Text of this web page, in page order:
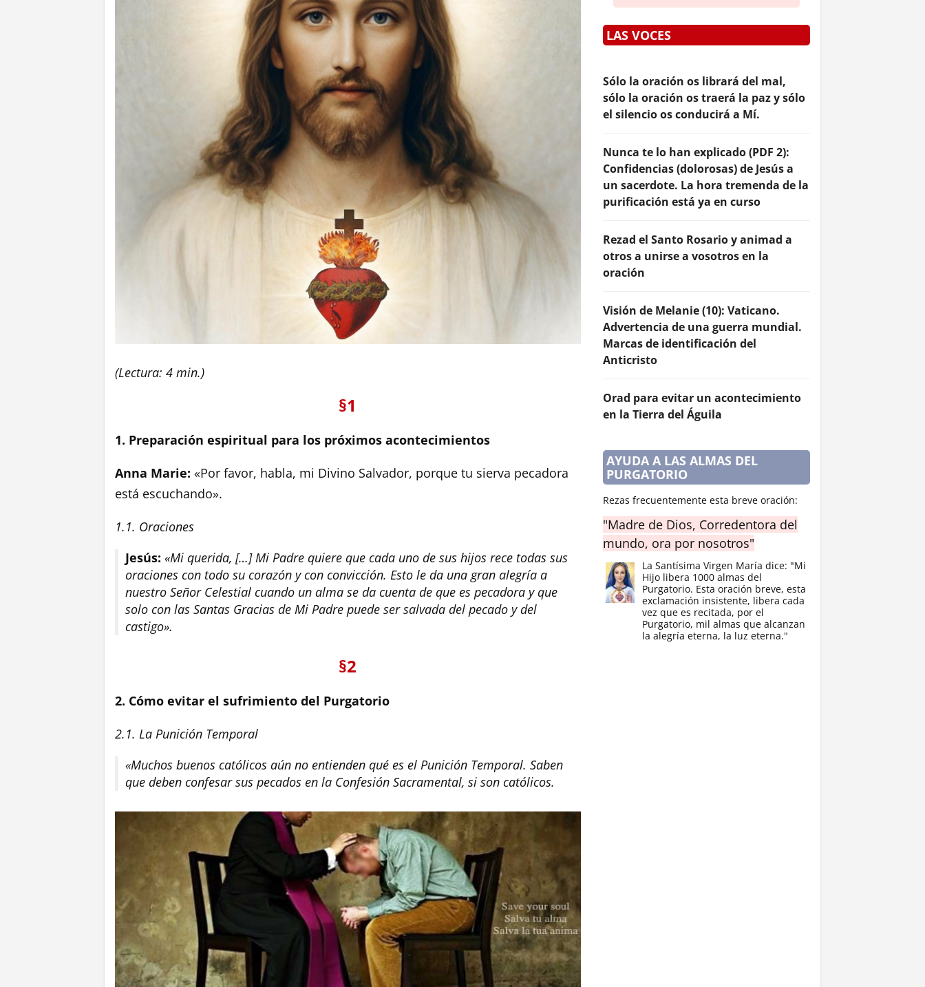
(Lectura: 4 min.)
§1
1. Preparación espiritual para los próximos acontecimientos
Anna Marie: «Por favor, habla, mi Divino Salvador, porque tu sierva pecadora
está escuchando».
1.1. Oraciones
Jesús: «Mi querida, […] Mi Padre quiere que cada uno de sus hijos rece todas sus
oraciones con todo su corazón y con convicción. Esto le da una gran alegría a
nuestro Señor Celestial cuando un alma se da cuenta de que es pecadora y que
solo con las Santas Gracias de Mi Padre puede ser salvada del pecado y del
castigo».
§2
2. Cómo evitar el sufrimiento del Purgatorio
2.1. La Punición Temporal
«Muchos buenos católicos aún no entienden qué es el Punición Temporal. Saben
que deben confesar sus pecados en la Confesión Sacramental, si son católicos.
LAS VOCES
Sólo la oración os librará del mal,
sólo la oración os traerá la paz y sólo
el silencio os conducirá a Mí.
Nunca te lo han explicado (PDF 2):
Confidencias (dolorosas) de Jesús a
un sacerdote. La hora tremenda de la
purificación está ya en curso
Rezad el Santo Rosario y animad a
otros a unirse a vosotros en la
oración
Visión de Melanie (10): Vaticano.
Advertencia de una guerra mundial.
Marcas de identificación del
Anticristo
Orad para evitar un acontecimiento
en la Tierra del Águila
AYUDA A LAS ALMAS DEL
PURGATORIO
Rezas frecuentemente esta breve oración:
"Madre de Dios, Corredentora del
mundo, ora por nosotros"
La Santísima Virgen María dice: "Mi
Hijo libera 1000 almas del
Purgatorio. Esta oración breve, esta
exclamación insistente, libera cada
vez que es recitada, por el
Purgatorio, mil almas que alcanzan
la alegría eterna, la luz eterna."